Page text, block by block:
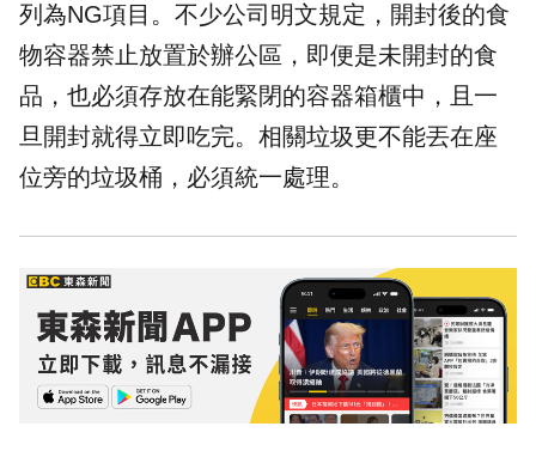
列為NG項目。不少公司明文規定，開封後的食
物容器禁止放置於辦公區，即便是未開封的食
品，也必須存放在能緊閉的容器箱櫃中，且一
旦開封就得立即吃完。相關垃圾更不能丟在座
位旁的垃圾桶，必須統一處理。